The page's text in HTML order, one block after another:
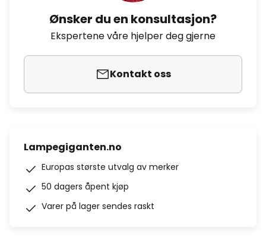
Ønsker du en konsultasjon?
Ekspertene våre hjelper deg gjerne
Kontakt oss
Lampegiganten.no
Europas største utvalg av merker
50 dagers åpent kjøp
Varer på lager sendes raskt